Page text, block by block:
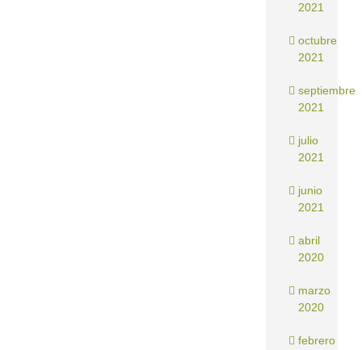
2021
octubre
2021
septiembre
2021
julio
2021
junio
2021
abril
2020
marzo
2020
febrero